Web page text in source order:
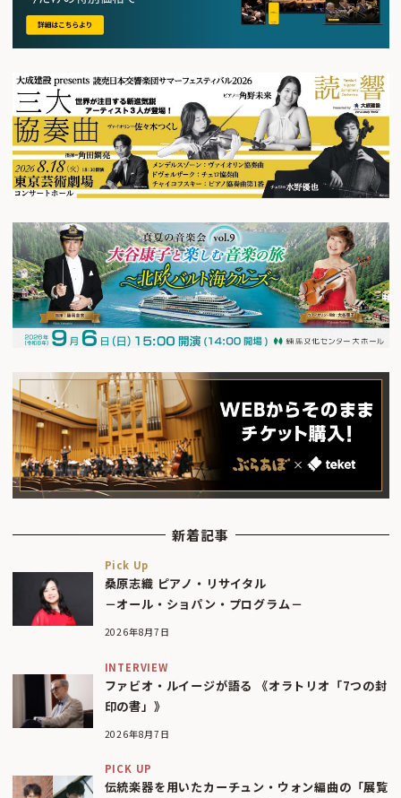
新着記事
Pick Up
桑原志織 ピアノ・リサイタル
－オール・ショパン・プログラム－
2026年8月7日
INTERVIEW
ファビオ・ルイージが語る 《オラトリオ「7つの封
印の書」》
2026年8月7日
PICK UP
伝統楽器を用いたカーチュン・ウォン編曲の「展覧